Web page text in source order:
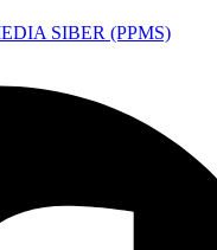
SIBER (PPMS)